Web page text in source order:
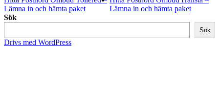
Lämna in och hämta paket
Lämna in och hämta paket
Sök
Sök
Drivs med WordPress